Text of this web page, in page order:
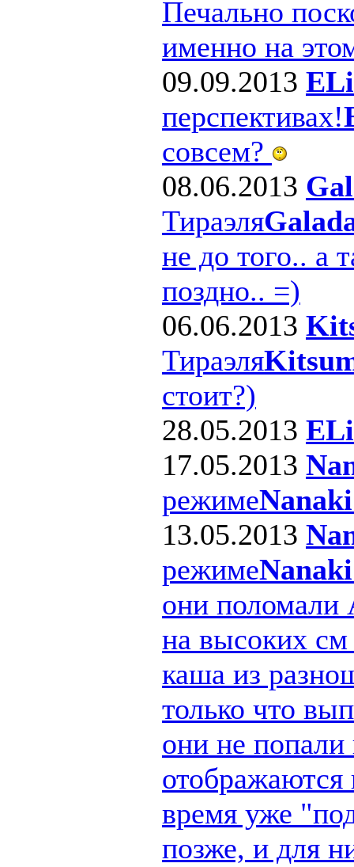
Печально
именно на
09.09.2013 ELi
перспективах!
совсем?
08.06.2013
Тираэля
не до того.. а
поздно.. =)
06.06.2013
Тираэля
стоит?)
28.05.2013 ELi
17.05.2013
режиме
13.05.2013
режиме
они поломали
на высоких
каша из
только что
они не попали
время уже
позже, и для